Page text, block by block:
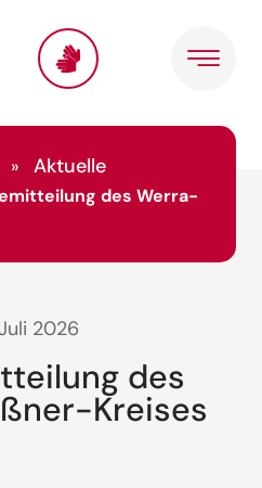
»
Aktuelle
des Werra-
2026
des
Kreises